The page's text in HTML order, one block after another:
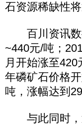
石资源稀缺性
百川资讯数
~440元/吨；
月开始涨至
年磷矿石价格
吨，涨幅达到
与此同时，